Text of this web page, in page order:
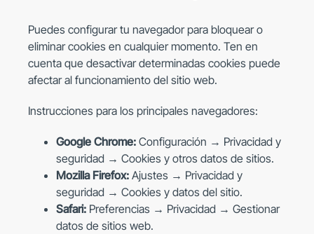
Puedes configurar tu navegador para bloquear o
eliminar cookies en cualquier momento. Ten en
cuenta que desactivar determinadas cookies puede
afectar al funcionamiento del sitio web.
Instrucciones para los principales navegadores:
Google Chrome:Configuración → Privacidad y
seguridad → Cookies y otros datos de sitios.
Mozilla Firefox:Ajustes → Privacidad y
seguridad → Cookies y datos del sitio.
Safari:Preferencias → Privacidad → Gestionar
datos de sitios web.